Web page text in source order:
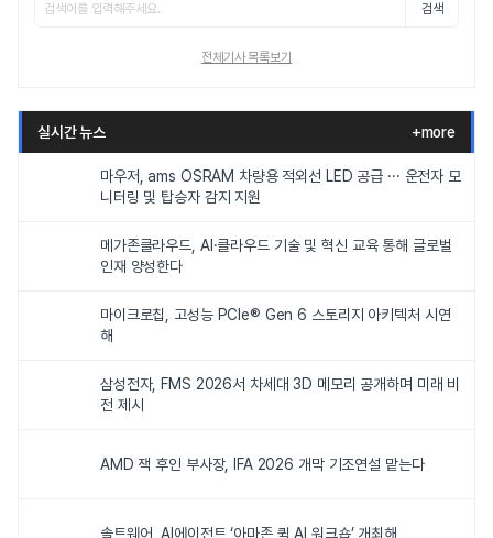
검색
전체기사 목록보기
실시간 뉴스 +more
마우저, ams OSRAM 차량용 적외선 LED 공급 ··· 운전자 모
니터링 및 탑승자 감지 지원
메가존클라우드, AI·클라우드 기술 및 혁신 교육 통해 글로벌
인재 양성한다
마이크로칩, 고성능 PCIe® Gen 6 스토리지 아키텍처 시연
해
삼성전자, FMS 2026서 차세대 3D 메모리 공개하며 미래 비
전 제시
AMD 잭 후인 부사장, IFA 2026 개막 기조연설 맡는다
솔트웨어, AI에이전트 ‘아마존 퀵 AI 워크숍’ 개최해